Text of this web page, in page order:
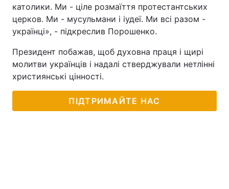
католики. Ми - ціле розмаїття протестантських
церков. Ми - мусульмани і іудеї. Ми всі разом -
українці», - підкреслив Порошенко.
Президент побажав, щоб духовна праця і щирі
молитви українців і надалі стверджували нетлінні
християнські цінності.
ПІДТРИМАЙТЕ НАС